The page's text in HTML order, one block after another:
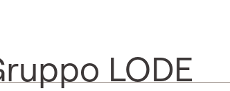
LODE